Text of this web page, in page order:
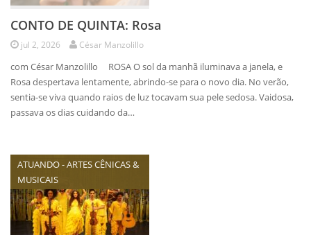
CONTO DE QUINTA: Rosa
jul 2, 2026 César Manzolillo
com César Manzolillo ROSA O sol da manhã iluminava a janela, e
Rosa despertava lentamente, abrindo-se para o novo dia. No verão,
sentia-se viva quando raios de luz tocavam sua pele sedosa. Vaidosa,
passava os dias cuidando da…
ATUANDO - ARTES CÊNICAS &
MUSICAIS